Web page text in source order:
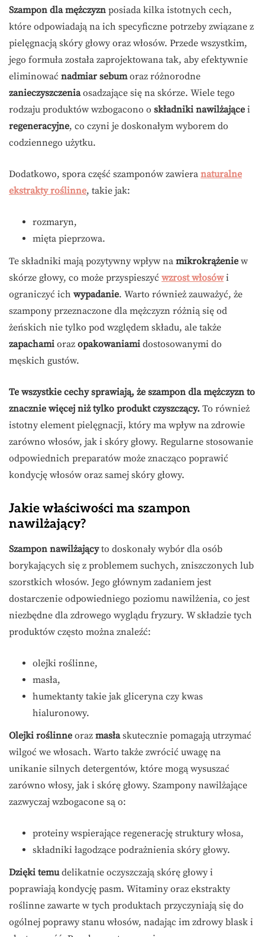
Szampon dla mężczyzn posiada kilka istotnych cech,
które odpowiadają na ich specyficzne potrzeby związane z
pielęgnacją skóry głowy oraz włosów. Przede wszystkim,
jego formuła została zaprojektowana tak, aby efektywnie
eliminować nadmiar sebumoraz różnorodne
zanieczyszczeniaosadzające się na skórze. Wiele tego
rodzaju produktów wzbogacono o składniki nawilżające i
regeneracyjne, co czyni je doskonałym wyborem do
codziennego użytku.
Dodatkowo, spora część szamponów zawiera naturalne
ekstrakty roślinne, takie jak:
rozmaryn,
mięta pieprzowa.
Te składniki mają pozytywny wpływ na mikrokrążenie w
skórze głowy, co może przyspieszyć wzrost włosówi
ograniczyć ich wypadanie. Warto również zauważyć, że
szampony przeznaczone dla mężczyzn różnią się od
żeńskich nie tylko pod względem składu, ale także
zapachami oraz opakowaniami dostosowanymi do
męskich gustów.
Te wszystkie cechy sprawiają, że szampon dla mężczyzn to
znacznie więcej niż tylko produkt czyszczący. To również
istotny element pielęgnacji, który ma wpływ na zdrowie
zarówno włosów, jak i skóry głowy. Regularne stosowanie
odpowiednich preparatów może znacząco poprawić
kondycję włosów oraz samej skóry głowy.
Jakie właściwości ma szampon
nawilżający?
Szampon nawilżającyto doskonały wybór dla osób
borykających się z problemem suchych, zniszczonych lub
szorstkich włosów. Jego głównym zadaniem jest
dostarczenie odpowiedniego poziomu nawilżenia, co jest
niezbędne dla zdrowego wyglądu fryzury. W składzie tych
produktów często można znaleźć:
olejki roślinne,
masła,
humektanty takie jak gliceryna czy kwas
hialuronowy.
Olejki roślinne oraz masłaskutecznie pomagają utrzymać
wilgoć we włosach. Warto także zwrócić uwagę na
unikanie silnych detergentów, które mogą wysuszać
zarówno włosy, jak i skórę głowy. Szampony nawilżające
zazwyczaj wzbogacone są o:
proteiny wspierające regenerację struktury włosa,
składniki łagodzące podrażnienia skóry głowy.
Dzięki temudelikatnie oczyszczają skórę głowy i
poprawiają kondycję pasm. Witaminy oraz ekstrakty
roślinne zawarte w tych produktach przyczyniają się do
ogólnej poprawy stanu włosów, nadając im zdrowy blask i